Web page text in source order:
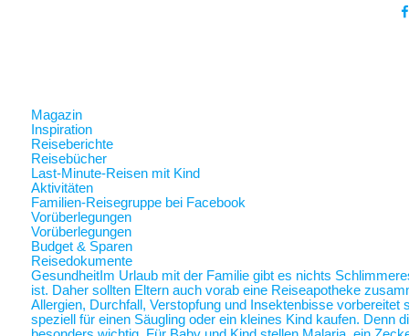
Magazin
Inspiration
Reiseberichte
Reisebücher
Last-Minute-Reisen mit Kind
Aktivitäten
Familien-Reisegruppe bei Facebook
Vorüberlegungen
Vorüberlegungen
Budget & Sparen
Reisedokumente
Gesundheit Im Urlaub mit der Familie gibt es nichts
ist. Daher sollten Eltern auch vorab eine Reiseapotheke
Allergien, Durchfall, Verstopfung und Insektenbisse
speziell für einen Säugling oder ein kleines Kind kaufen. Denn